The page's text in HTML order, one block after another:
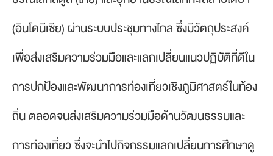
(อินโดนีเซีย) ผ่านระบบประชุมทางไกล ซึ่งมีวัตถุประสงค์
เพื่อส่งเสริมความร่วมมือและแลกเปลี่ยนแนวปฏิบัติที่ดีใน
การปกป้องและพัฒนาการท่องเที่ยวเชิงภูมิศาสตร์ในท้อง
ถิ่น ตลอดจนส่งเสริมความร่วมมือด้านวัฒนธรรมและ
การท่องเที่ยว ซึ่งจะนำไปกิจกรรมแลกเปลี่ยนการศึกษาดู